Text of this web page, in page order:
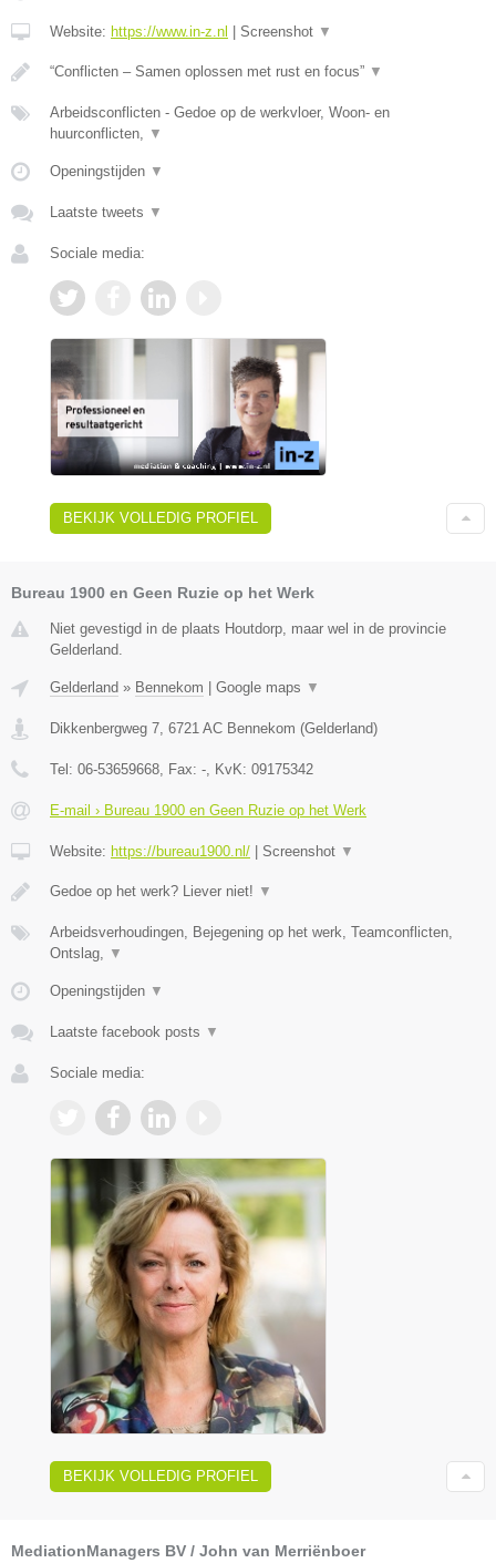
Website: https://www.in-z.nl Screenshot ▼
“Conflicten – Samen oplossen met rust en focus” ▼
Arbeidsconflicten - Gedoe op de werkvloer, Woon- en
huurconflicten,
▼
Openingstijden ▼
Laatste tweets ▼
Sociale media:
BEKIJK VOLLEDIG PROFIEL
Bureau 1900 en Geen Ruzie op het Werk
Niet gevestigd in de plaats Houtdorp, maar wel in de provincie
Gelderland.
Gelderland » Bennekom Google maps ▼
Dikkenbergweg 7 6721 AC Bennekom (Gelderland)
Tel: 06-53659668 , Fax: - , KvK: 09175342
E-mail › Bureau 1900 en Geen Ruzie op het Werk
Website: https://bureau1900.nl/ Screenshot ▼
Gedoe op het werk? Liever niet! ▼
Arbeidsverhoudingen, Bejegening op het werk, Teamconflicten,
Ontslag,
▼
Openingstijden ▼
Laatste facebook posts ▼
Sociale media:
BEKIJK VOLLEDIG PROFIEL
MediationManagers BV / John van Merriënboer